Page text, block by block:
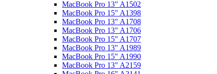
MacBook Pro 13" A1502
MacBook Pro 15" A1398
MacBook Pro 13" A1708
MacBook Pro 13" A1706
MacBook Pro 15" A1707
MacBook Pro 13" A1989
MacBook Pro 15" A1990
MacBook Pro 13" A2159